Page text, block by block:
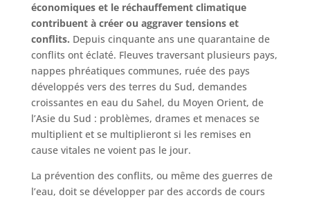
économiques et le réchauffement climatique
contribuent à créer ou aggraver tensions et
conflits. Depuis cinquante ans une quarantaine de
conflits ont éclaté. Fleuves traversant plusieurs pays,
nappes phréatiques communes, ruée des pays
développés vers des terres du Sud, demandes
croissantes en eau du Sahel, du Moyen Orient, de
l’Asie du Sud : problèmes, drames et menaces se
multiplient et se multiplieront si les remises en
cause vitales ne voient pas le jour.
La prévention des conflits, ou même des guerres de
l’eau, doit se développer par des accords de cours